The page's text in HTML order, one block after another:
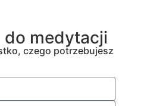
medytacji
czego potrzebujesz